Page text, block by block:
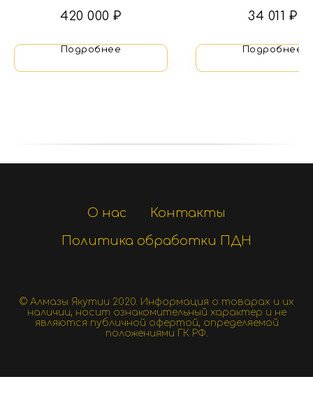
420 000 ₽
Подробнее
34 011 ₽
Подробнее
О нас
Контакты
Политика обработки ПДН
© Алмазы Якутии 2020. Информация о товарах и их
наличии, носит ознакомительный характер и не
являются публичной офертой, определяемой
положениями ГК РФ.